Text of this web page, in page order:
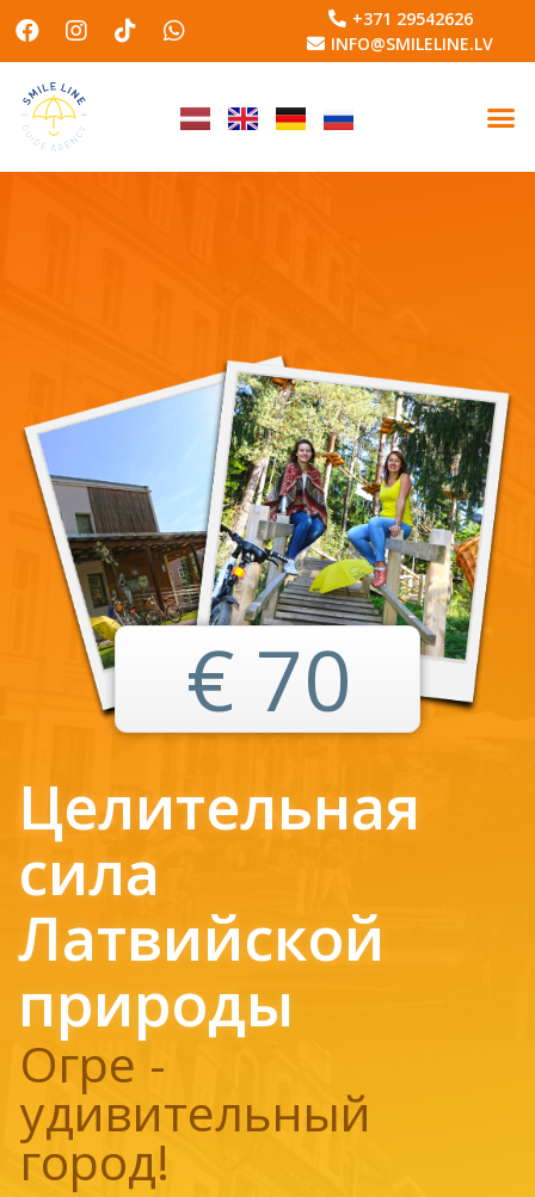
+371 29542626
INFO@SMILELINE.LV
Целительная
сила
Латвийской
природы
Огре -
удивительный
город!
€ 70